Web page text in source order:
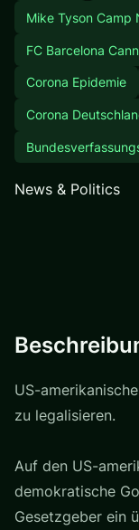
Mike Tyson Camp
FC Barcelona
Corona Epidemie
Corona
News & Politics
US-
zu legalisieren.
Auf den US-
demokratische
Gesetzgeber ein